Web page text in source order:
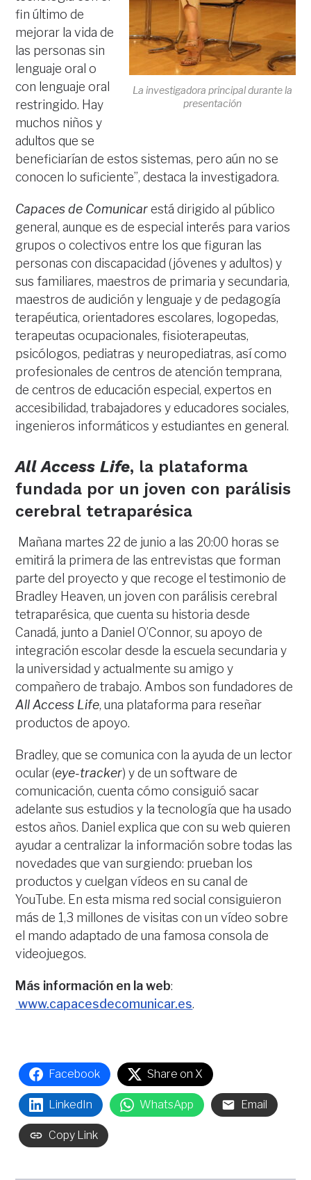
La investigadora principal durante la
presentación
fin último de
mejorar la vida de
las personas sin
lenguaje oral o
con lenguaje oral
restringido. Hay
muchos niños y
adultos que se
beneficiarían de estos sistemas, pero aún no se
conocen lo suficiente”, destaca la investigadora.
Capaces de Comunicarestá dirigido al público
general, aunque es de especial interés para varios
grupos o colectivos entre los que figuran las
personas con discapacidad (jóvenes y adultos) y
sus familiares, maestros de primaria y secundaria,
maestros de audición y lenguaje y de pedagogía
terapéutica, orientadores escolares, logopedas,
terapeutas ocupacionales, fisioterapeutas,
psicólogos, pediatras y neuropediatras, así como
profesionales de centros de atención temprana,
de centros de educación especial, expertos en
accesibilidad, trabajadores y educadores sociales,
ingenieros informáticos y estudiantes en general.
All Access Life, la plataforma
fundada por un joven con parálisis
cerebral tetraparésica
Mañana martes 22 de junio a las 20:00 horas se
emitirá la primera de las entrevistas que forman
parte del proyecto y que recoge el testimonio de
Bradley Heaven, un joven con parálisis cerebral
tetraparésica, que cuenta su historia desde
Canadá, junto a Daniel O’Connor, su apoyo de
integración escolar desde la escuela secundaria y
la universidad y actualmente su amigo y
compañero de trabajo. Ambos son fundadores de
All Access Life, una plataforma para reseñar
productos de apoyo.
Bradley, que se comunica con la ayuda de un lector
ocular (eye-tracker) y de un software de
comunicación, cuenta cómo consiguió sacar
adelante sus estudios y la tecnología que ha usado
estos años. Daniel explica que con su web quieren
ayudar a centralizar la información sobre todas las
novedades que van surgiendo: prueban los
productos y cuelgan vídeos en su canal de
YouTube. En esta misma red social consiguieron
más de 1,3 millones de visitas con un vídeo sobre
el mando adaptado de una famosa consola de
videojuegos.
Más información en la web:
www.capacesdecomunicar.es.
Facebook Share on X
LinkedIn WhatsApp Email
Copy Link